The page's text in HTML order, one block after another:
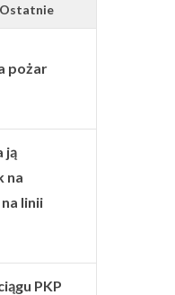
Ostatnie
pożar
ją
na
linii
PKP